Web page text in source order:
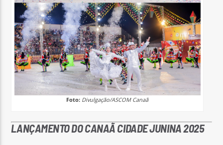
Foto: Divulgação/ASCOM Canaã
LANÇAMENTO DO CANAÃ CIDADE JUNINA 2025